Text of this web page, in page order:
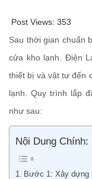
Post Views: 353
Sau thời gian chuẩn
cửa kho lạnh. Điện
thiết bị và vật tư đến
lạnh. Quy trình lắp
như sau:
Nội Dung Chính:
Bước 1: Xây dựng